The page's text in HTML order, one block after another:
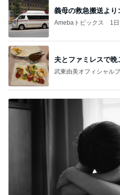
義母の救急搬送より
Amebaトピックス 1
夫とファミレスで晩
武東由美オフィシャル